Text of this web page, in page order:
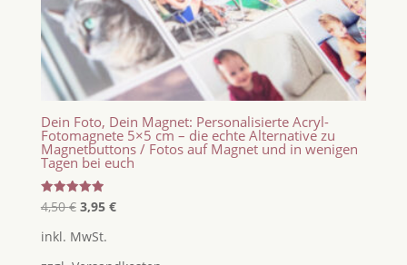
Dein Foto, Dein Magnet: Personalisierte Acryl-
Fotomagnete 5×5 cm – die echte Alternative zu
Magnetbuttons / Fotos auf Magnet und in wenigen
Tagen bei euch
Bewertet
mit
von 5
4,50€ Ursprünglicher
war:
3,95 €Aktueller
inkl. MwSt.